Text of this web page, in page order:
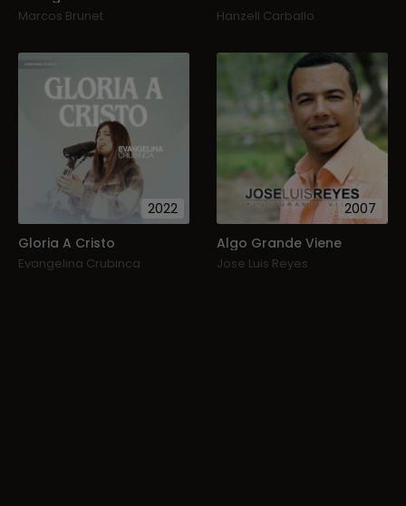
Marcos Brunet Hanzell Carballo
2022
Gloria A Cristo
Evangelina Crubinca
2007
Algo Grande Viene
Jose Luis Reyes